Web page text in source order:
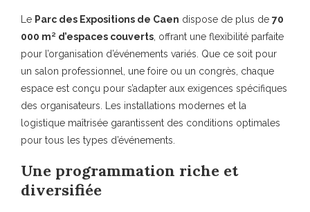
Le Parc des Expositions de Caen dispose de plus de 70
000 m² d’espaces couverts , offrant une flexibilité parfaite
pour l’organisation d’événements variés. Que ce soit pour
un salon professionnel, une foire ou un congrès, chaque
espace est conçu pour s’adapter aux exigences spécifiques
des organisateurs. Les installations modernes et la
logistique maîtrisée garantissent des conditions optimales
pour tous les types d’événements.
Une programmation riche et
diversifiée